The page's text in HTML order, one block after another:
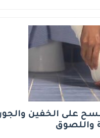
على الخفين
واللصوق